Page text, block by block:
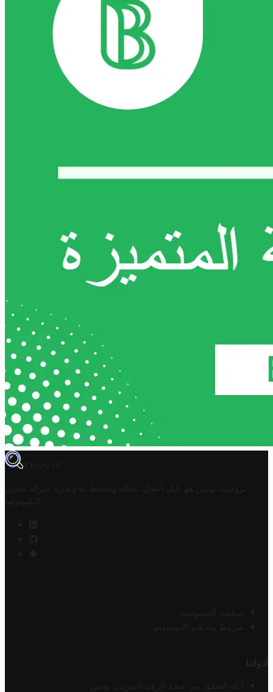
TROVIT
تروفيت تونس هو دليل أعمال تملكه وتحتفظ به وتديره
شركة مخزن
التكنولوجيا
سياسة الخصوصية
شروط وأحكام الاستخدام
أدواتنا
أداة التحقق من صحة الرقم الضريبي تونس